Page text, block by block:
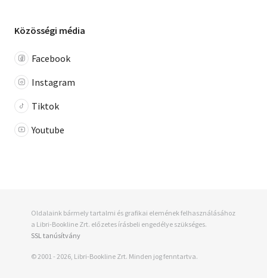
Közösségi média
Facebook
Instagram
Tiktok
Youtube
Oldalaink bármely tartalmi és grafikai elemének felhasználásához
a Libri-Bookline Zrt. előzetes írásbeli engedélye szükséges.
SSL tanúsítvány
© 2001 - 2026, Libri-Bookline Zrt. Minden jog fenntartva.